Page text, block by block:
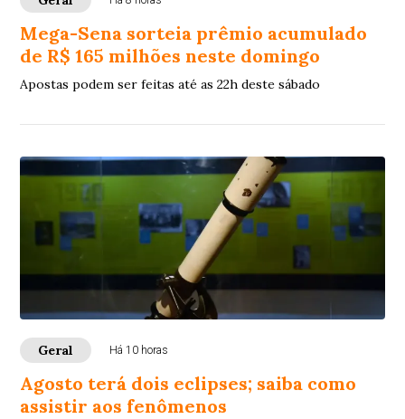
Mega-Sena sorteia prêmio acumulado
de R$ 165 milhões neste domingo
Apostas podem ser feitas até as 22h deste sábado
Geral Há 10 horas
Agosto terá dois eclipses; saiba como
assistir aos fenômenos